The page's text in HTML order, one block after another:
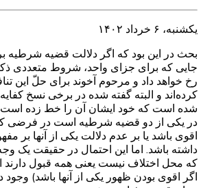
یکشنبه، ۶ خرداد ۱۴۰۲
بحث در این بود که اگر دلالت قضیه شرطیه بر
جایی که برای جزای واحد، شروط متعددی
رخ خواهد داد و مرحوم آخوند برای حلّ این
کرده‌اند و البته گفته شده در برخی نسخ
شده است که خود ایشان آن را خط زده است.
در یکی از دو قضیه شرطیه است در فرضی که
اقوی باشد یا بر عدم دلالت یکی از آنها بر
داشته باشد. اما این احتمال در حقیقت یک
که محل اختلاف نیست یعنی همه قبول
اگر اقوی بودن ظهور یکی از آنها باشد)